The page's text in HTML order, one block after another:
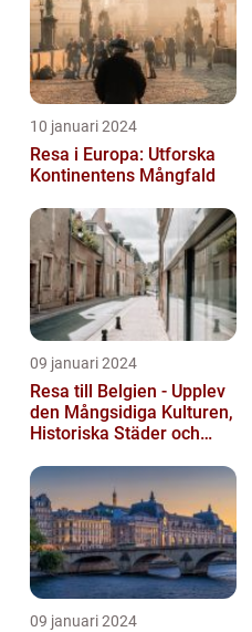
10 januari 2024
Resa i Europa: Utforska
Kontinentens Mångfald
09 januari 2024
Resa till Belgien - Upplev
den Mångsidiga Kulturen,
Historiska Städer och
09 januari 2024